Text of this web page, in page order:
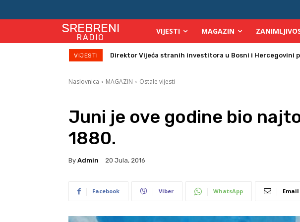
SREBRENI
RADIO
VIJESTI MAGAZIN
VIJESTI Zbog velikih vrućina povećan broj požara u TK
Naslovnica MAGAZIN Ostale vijesti
Juni je ove godine bio
1880.
By Admin 20 Jula, 2016
Facebook Viber WhatsApp Email